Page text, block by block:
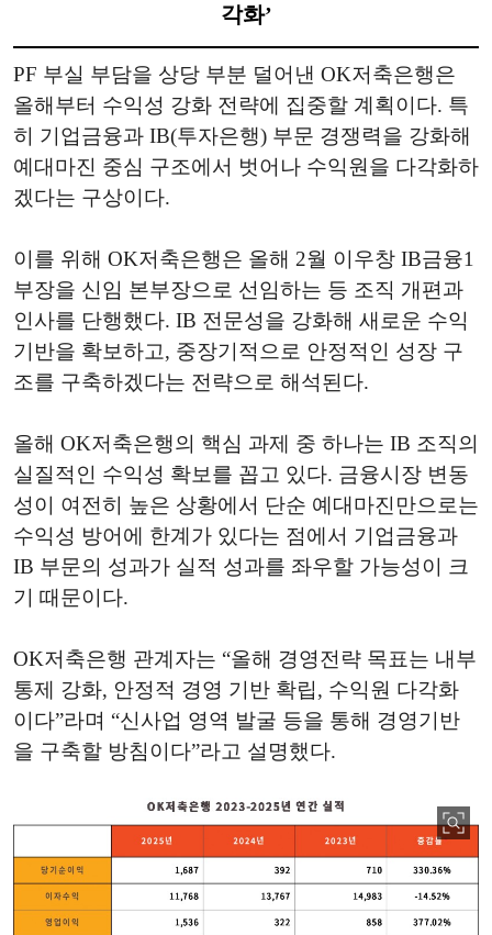
각화’
PF 부실 부담을 상당 부분 덜어낸 OK저축은행은
올해부터 수익성 강화 전략에 집중할 계획이다. 특
히 기업금융과 IB(투자은행) 부문 경쟁력을 강화해
예대마진 중심 구조에서 벗어나 수익원을 다각화하
겠다는 구상이다.
이를 위해 OK저축은행은 올해 2월 이우창 IB금융1
부장을 신임 본부장으로 선임하는 등 조직 개편과
인사를 단행했다. IB 전문성을 강화해 새로운 수익
기반을 확보하고, 중장기적으로 안정적인 성장 구
조를 구축하겠다는 전략으로 해석된다.
올해 OK저축은행의 핵심 과제 중 하나는 IB 조직의
실질적인 수익성 확보를 꼽고 있다. 금융시장 변동
성이 여전히 높은 상황에서 단순 예대마진만으로는
수익성 방어에 한계가 있다는 점에서 기업금융과
IB 부문의 성과가 실적 성과를 좌우할 가능성이 크
기 때문이다.
OK저축은행 관계자는 “올해 경영전략 목표는 내부
통제 강화, 안정적 경영 기반 확립, 수익원 다각화
이다”라며 “신사업 영역 발굴 등을 통해 경영기반
을 구축할 방침이다”라고 설명했다.